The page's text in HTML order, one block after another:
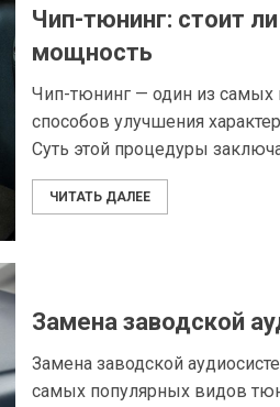
Чип-тюнинг: стоит
мощность
Чип-тюнинг — один из самых
способов улучшения
Суть этой процедуры
ЧИТАТЬ ДАЛЕЕ
Замена заводской
Замена заводской
самых популярных видов